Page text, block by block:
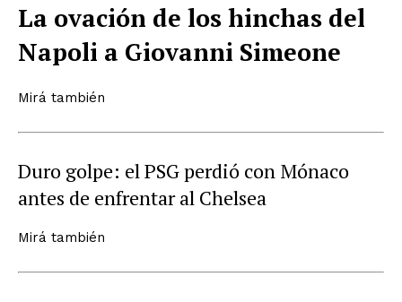
La ovación de los hinchas del
Napoli a Giovanni Simeone
Mirá también
Duro golpe: el PSG perdió con Mónaco
antes de enfrentar al Chelsea
Mirá también